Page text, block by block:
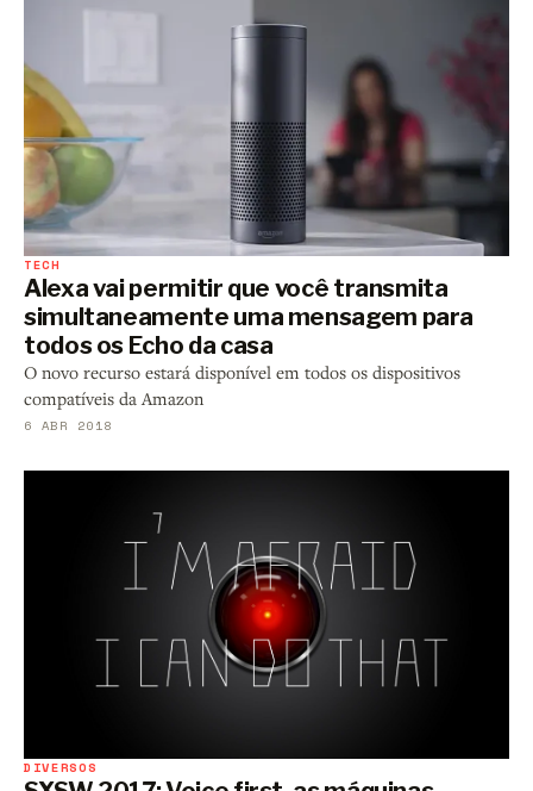
TECH
Alexa vai permitir que você transmita
simultaneamente uma mensagem para
todos os Echo da casa
O novo recurso estará disponível em todos os dispositivos
compatíveis da Amazon
6 ABR 2018
DIVERSOS